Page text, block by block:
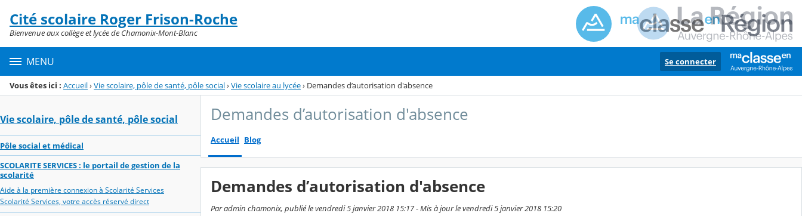
Menu de la rubrique
Contenu
Cité scolaire Roger Frison-Roche
Bienvenue aux collège et lycée de Chamonix-Mont-Blanc
MENU Se connecter
Vous êtes ici : Accueil›Vie scolaire, pôle de santé, pôle social›Vie scolaire au lycée› Demandes d’autorisation d'absence
Vie scolaire, pôle de santé, pôle social
Pôle social et médical
SCOLARITE SERVICES : le portail de gestion de la
scolarité
Aide à la première connexion à Scolarité Services
Scolarité Services, votre accès réservé direct
Demandes d’autorisation d'absence
Accueil Blog
Demandes d’autorisation d'absence
Par admin chamonix, publié le vendredi 5 janvier 2018 15:17 - Mis à jour le vendredi 5 janvier 2018 15:20